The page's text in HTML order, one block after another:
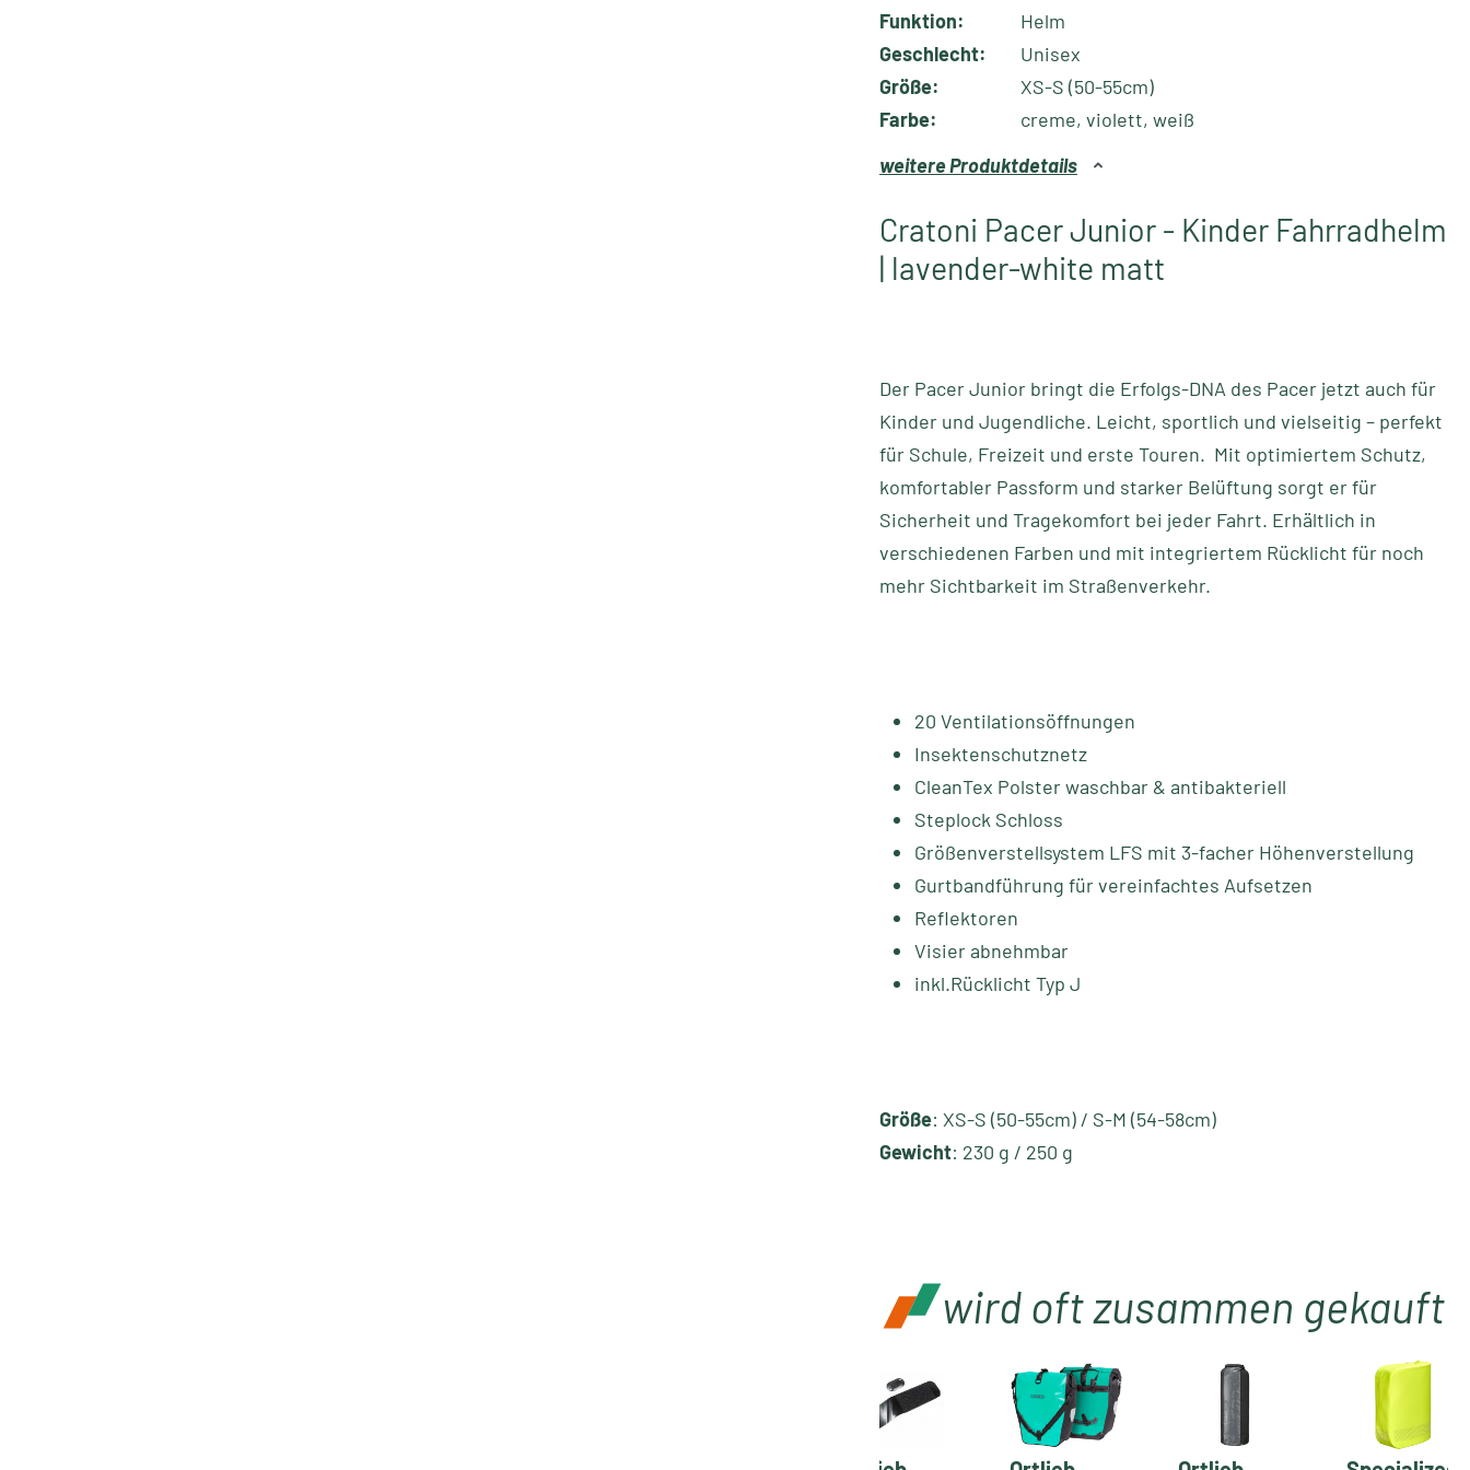
Funktion:
Helm
Geschlecht:
Unisex
Größe:
XS-S (50-55cm)
Farbe:
creme, violett, weiß
weitere Produktdetails
Cratoni Pacer Junior - Kinder Fahrradhelm
| lavender-white matt
Der Pacer Junior bringt die Erfolgs-DNA des Pacer jetzt auch für
Kinder und Jugendliche. Leicht, sportlich und vielseitig – perfekt
für Schule, Freizeit und erste Touren. Mit optimiertem Schutz,
komfortabler Passform und starker Belüftung sorgt er für
Sicherheit und Tragekomfort bei jeder Fahrt. Erhältlich in
verschiedenen Farben und mit integriertem Rücklicht für noch
mehr Sichtbarkeit im Straßenverkehr.
20 Ventilationsöffnungen
Insektenschutznetz
CleanTex Polster waschbar & antibakteriell
Steplock Schloss
Größenverstellsystem LFS mit 3-facher Höhenverstellung
Gurtbandführung für vereinfachtes Aufsetzen
Reflektoren
Visier abnehmbar
inkl.Rücklicht Typ J
Größe: XS-S (50-55cm) / S-M (54-58cm)
Gewicht: 230 g / 250 g
wird oft zusammen gekauft